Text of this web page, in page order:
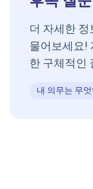
더 자세한
물어보세요!
한 구체적인
내 의무는 무